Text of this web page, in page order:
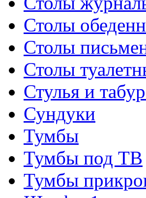
Столы
Столы
Столы
Стулья и
Сундуки
Тумбы
Тумбы под ТВ
Тумбы